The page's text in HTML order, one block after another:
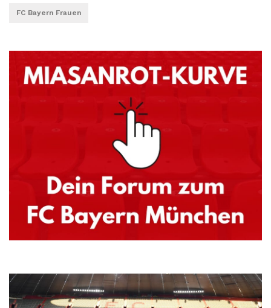
FC Bayern Frauen